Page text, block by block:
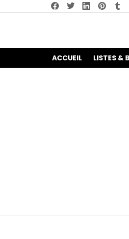
facebooktwitterlinkedin pinterest
ACCUEIL LISTES &